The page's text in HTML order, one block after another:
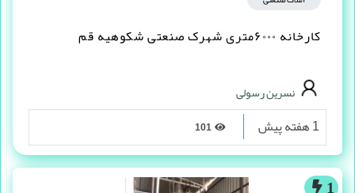
کارخانه ۶۰۰۰متری شهرک صنعتی شکوهیه قم
نسرین رسولی
1 هفته پیش
1